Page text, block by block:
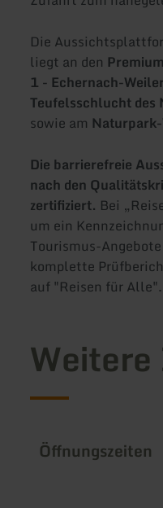
Die
liegt an den
1 - Echernach-
Teufelsschlucht des
sowie am
Die barrierefreie
nach den
zertifiziert. Bei
um ein
Tourismus-
komplette
auf "Reisen für Alle".
Öffnungszeiten